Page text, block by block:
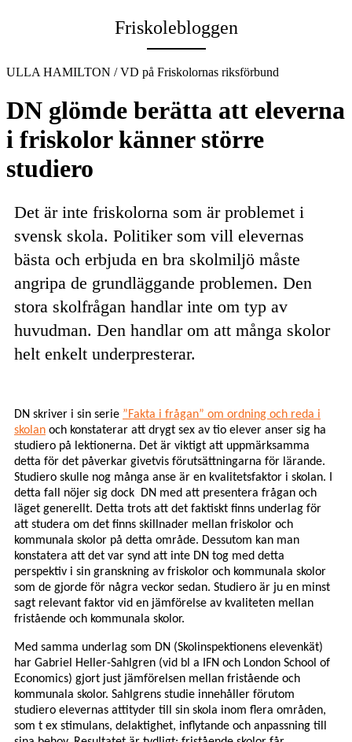
Friskolebloggen
ULLA HAMILTON / VD på Friskolornas riksförbund
DN glömde berätta att eleverna
i friskolor känner större
studiero
Det är inte friskolorna som är problemet i
svensk skola. Politiker som vill elevernas
bästa och erbjuda en bra skolmiljö måste
angripa de grundläggande problemen. Den
stora skolfrågan handlar inte om typ av
huvudman. Den handlar om att många skolor
helt enkelt underpresterar.
DN skriver i sin serie ”Fakta i frågan” om ordning och reda i
skolan och konstaterar att drygt sex av tio elever anser sig ha
studiero på lektionerna. Det är viktigt att uppmärksamma
detta för det påverkar givetvis förutsättningarna för lärande.
Studiero skulle nog många anse är en kvalitetsfaktor i skolan. I
detta fall nöjer sig dock DN med att presentera frågan och
läget generellt. Detta trots att det faktiskt finns underlag för
att studera om det finns skillnader mellan friskolor och
kommunala skolor på detta område. Dessutom kan man
konstatera att det var synd att inte DN tog med detta
perspektiv i sin granskning av friskolor och kommunala skolor
som de gjorde för några veckor sedan. Studiero är ju en minst
sagt relevant faktor vid en jämförelse av kvaliteten mellan
fristående och kommunala skolor.
Med samma underlag som DN (Skolinspektionens elevenkät)
har Gabriel Heller-Sahlgren (vid bl a IFN och London School of
Economics) gjort just jämförelsen mellan fristående och
kommunala skolor. Sahlgrens studie innehåller förutom
studiero elevernas attityder till sin skola inom flera områden,
som t ex stimulans, delaktighet, inflytande och anpassning till